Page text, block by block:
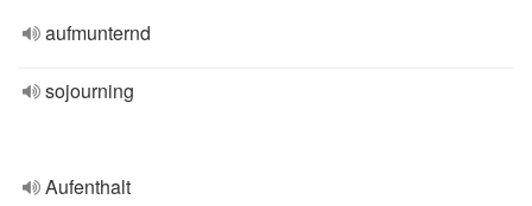
aufmunternd
sojourning
Aufenthalt